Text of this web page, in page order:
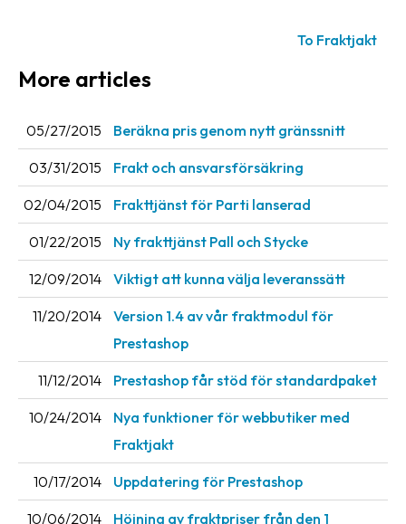
conditions
Prohibited
and
dangerous
content
To Fraktjakt
More articles
05/27/2015 Beräkna pris genom nytt gränssnitt
03/31/2015 Frakt och ansvarsförsäkring
02/04/2015 Frakttjänst för Parti lanserad
01/22/2015 Ny frakttjänst Pall och Stycke
12/09/2014 Viktigt att kunna välja leveranssätt
11/20/2014
Version 1.4 av vår fraktmodul för
Prestashop
11/12/2014 Prestashop får stöd för standardpaket
10/24/2014
Nya funktioner för webbutiker med
Fraktjakt
10/17/2014 Uppdatering för Prestashop
10/06/2014
Höjning av fraktpriser från den 1